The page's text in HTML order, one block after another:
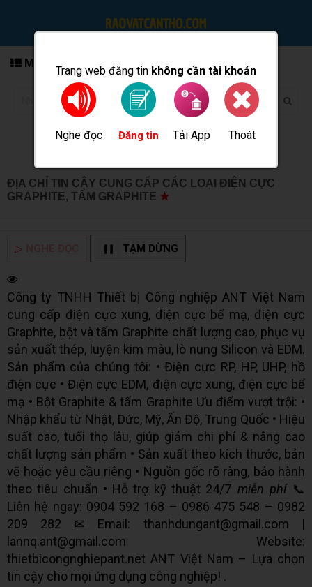
Trang web đăng tin không cần tài khoản
Nghe đọc Đăng tin Tải App Thoát
MENU
ĐỊA CHỈ TIN CẬY CUNG CẤP CÁC LOẠI ĐIỆN CỰC
GRAPHITE, TẤM GRAPHITE ★
▷ TẠM DỪNG
Công ty TNHH Thiết bị Công nghiệp ANT Việt Nam
cung cấp điện cực xung, điện cực bể mạ, điện cực
Graphite, bột và tấm Graphite chất lượng cao, phục vụ
sản xuất thép, luyện kim màu, lò nung Silicon và EDM.
Sản phẩm của chúng tôi: • Điện cực RP, HP, UHP, hồ
điện cực • Điện cực EDM, điện cực xung, điện cực bể
mạ • Bột Graphite & tấm Graphite Ưu điểm vượt trội: •
Nhập khẩu từ Nhật, Đức, Mỹ, Ấn Độ, Trung Quốc • Hiệu
suất cao, tuổi thọ lâu, giúp giảm chi phí & nâng cao
chất lượng sản phẩm • Sản xuất theo kích thước, bản
vẽ hoặc yêu cầu riêng • Nguồn gốc rõ ràng, bảo hành
theo tiêu chuẩn • Hỗ trợ kỹ thuật 24/7 miễn phí📞
Liên hệ ngay: 0904 592 168 – 0986 475 548 – 0982
209 282 ✉ Email: thanhdungant@gmail.com |
lannq.ant@gmail.com Website:
thietbicongnghiepant.net ANT Việt Nam – Lựa chọn
tin cậy cho mọi ứng dụng công nghiệp! .